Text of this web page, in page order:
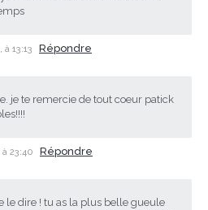
13:13 Répondre
je te remercie de tout coeur patick
23:40 Répondre
le dire ! tu as la plus belle gueule